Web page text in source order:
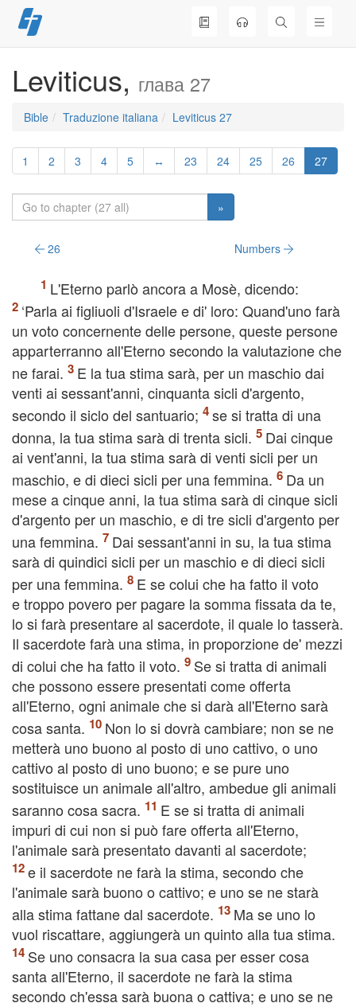
Skip
to
Leviticus, глава 27
Bible Traduzione italiana Leviticus 27
1 2 3 4 5 ↔ 23 24 25 26 27
»
26 Numbers
L'Eterno parlò ancora a Mosè, dicendo:
‘Parla ai figliuoli d'Israele e di' loro: Quand'uno farà
un voto concernente delle persone, queste persone
apparterranno all'Eterno secondo la valutazione che
ne farai.
E la tua stima sarà, per un maschio dai
venti ai sessant'anni, cinquanta sicli d'argento,
secondo il siclo del santuario;
se si tratta di una
donna, la tua stima sarà di trenta sicli.
Dai cinque
ai vent'anni, la tua stima sarà di venti sicli per un
maschio, e di dieci sicli per una femmina.
Da un
mese a cinque anni, la tua stima sarà di cinque sicli
d'argento per un maschio, e di tre sicli d'argento per
una femmina.
Dai sessant'anni in su, la tua stima
sarà di quindici sicli per un maschio e di dieci sicli
per una femmina.
E se colui che ha fatto il voto
e troppo povero per pagare la somma fissata da te,
lo si farà presentare al sacerdote, il quale lo tasserà.
Il sacerdote farà una stima, in proporzione de' mezzi
di colui che ha fatto il voto.
Se si tratta di animali
che possono essere presentati come offerta
all'Eterno, ogni animale che si darà all'Eterno sarà
cosa santa.
Non lo si dovrà cambiare; non se ne
metterà uno buono al posto di uno cattivo, o uno
cattivo al posto di uno buono; e se pure uno
sostituisce un animale all'altro, ambedue gli animali
saranno cosa sacra.
E se si tratta di animali
impuri di cui non si può fare offerta all'Eterno,
l'animale sarà presentato davanti al sacerdote;
e il sacerdote ne farà la stima, secondo che
l'animale sarà buono o cattivo; e uno se ne starà
alla stima fattane dal sacerdote.
Ma se uno lo
vuol riscattare, aggiungerà un quinto alla tua stima.
Se uno consacra la sua casa per esser cosa
santa all'Eterno, il sacerdote ne farà la stima
secondo ch'essa sarà buona o cattiva; e uno se ne